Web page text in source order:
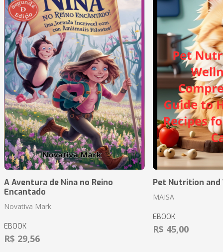
A Aventura de Nina no Reino
Encantado
Novativa Mark
EBOOK
R$ 29,56
Pet Nutrition and
MAISA
EBOOK
R$ 45,00